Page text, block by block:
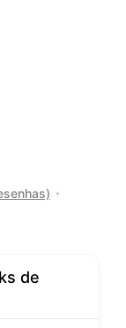
de